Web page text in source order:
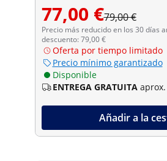
77,00 €79,00 €
Precio más reducido en los 30 días
descuento: 79,00 €
Oferta por tiempo limitado
Precio mínimo garantizado
Disponible
ENTREGA GRATUITA
Añadir a la